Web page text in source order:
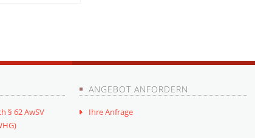
§ 62 AwSV
ANGEBOT ANFORDERN
Ihre Anfrage